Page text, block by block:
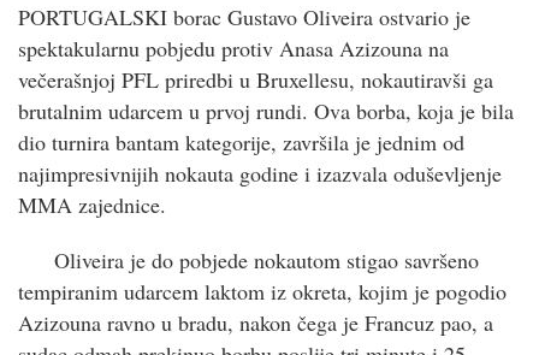
PORTUGALSKI borac Gustavo Oliveira ostvario je
spektakularnu pobjedu protiv Anasa Azizouna na
večerašnjoj PFL priredbi u Bruxellesu, nokautiravši ga
brutalnim udarcem u prvoj rundi. Ova borba, koja je bila
dio turnira bantam kategorije, završila je jednim od
najimpresivnijih nokauta godine i izazvala oduševljenje
MMA zajednice.
Oliveira je do pobjede nokautom stigao savršeno
tempiranim udarcem laktom iz okreta, kojim je pogodio
Azizouna ravno u bradu, nakon čega je Francuz pao, a